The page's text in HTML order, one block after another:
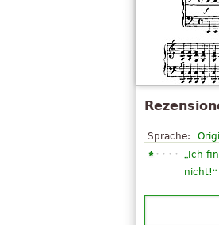
Sprache:
„ Ich
nicht!“